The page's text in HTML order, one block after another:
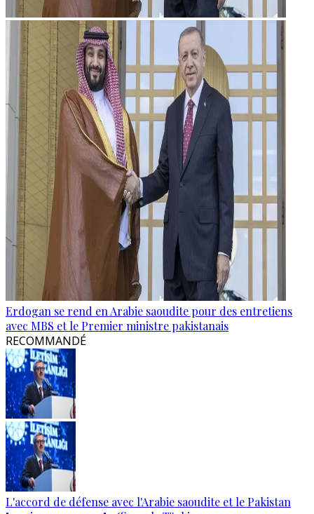
Erdogan se rend en Arabie saoudite pour des entretiens
avec MBS et le Premier ministre pakistanais
RECOMMANDÉ
L'accord de défense avec l'Arabie saoudite et le Pakistan